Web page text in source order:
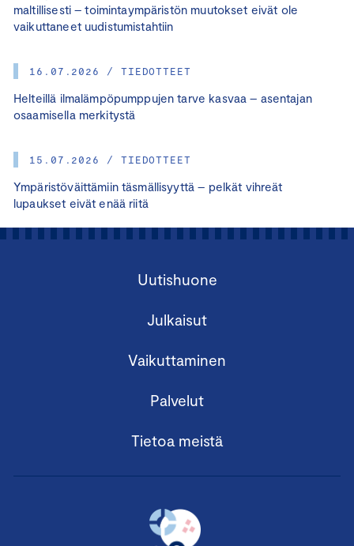
maltillisesti – toimintaympäristön muutokset eivät ole
vaikuttaneet uudistumistahtiin
16.07.2026 / TIEDOTTEET
Helteillä ilmalämpöpumppujen tarve kasvaa – asentajan
osaamisella merkitystä
15.07.2026 / TIEDOTTEET
Ympäristöväittämiin täsmällisyyttä – pelkät vihreät
lupaukset eivät enää riitä
Uutishuone
Julkaisut
Vaikuttaminen
Palvelut
Tietoa meistä